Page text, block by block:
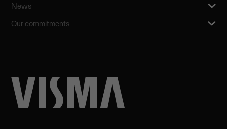
News
Our commitments